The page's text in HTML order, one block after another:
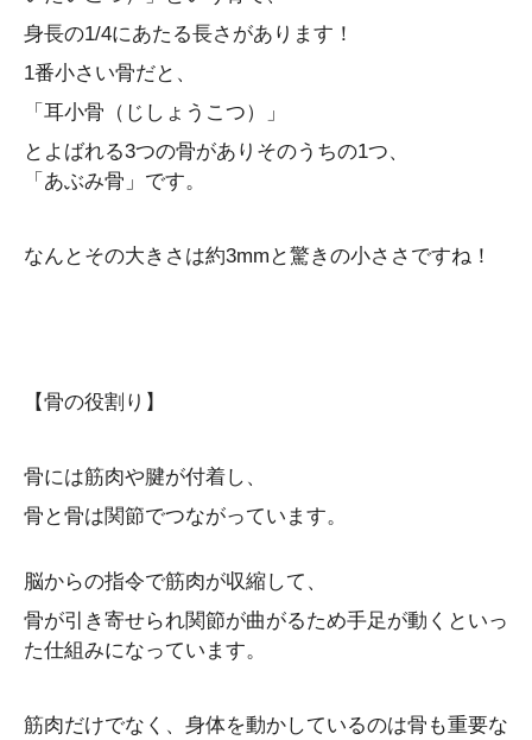
身長の1/4にあたる長さがあります！
1番小さい骨だと、
「耳小骨（じしょうこつ）」
とよばれる3つの骨がありそのうちの1つ、
「あぶみ骨」です。
なんとその大きさは約3mmと驚きの小ささですね！
【骨の役割り】
骨には筋肉や腱が付着し、
骨と骨は関節でつながっています。
脳からの指令で筋肉が収縮して、
骨が引き寄せられ関節が曲がるため手足が動くといっ
た仕組みになっています。
筋肉だけでなく、身体を動かしているのは骨も重要な